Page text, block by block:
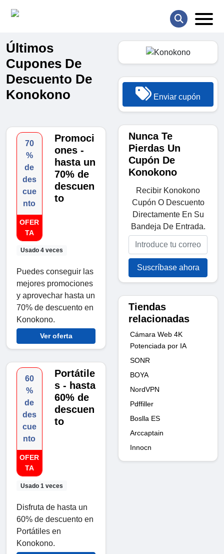
Últimos
Cupones De
Descuento De
Konokono
70
%
de
des
cue
nto
OFER
TA
Usado 4 veces
Promoci
ones -
hasta un
70% de
descuen
to
Puedes conseguir las
mejores promociones
y aprovechar hasta un
70% de descuento en
Konokono.
Ver oferta
60
%
de
des
cue
nto
OFER
TA
Usado 1 veces
Portátile
s - hasta
60% de
descuen
to
Disfruta de hasta un
60% de descuento en
Portátiles en
Konokono.
Enviar cupón
Nunca Te
Pierdas Un
Cupón De
Konokono
Recibir Konokono
Cupón O Descuento
Directamente En Su
Bandeja De Entrada.
Suscríbase ahora
Tiendas
relacionadas
Cámara Web 4K
Potenciada por IA
SONR
BOYA
NordVPN
Pdffiller
Boslla ES
Arccaptain
Innocn